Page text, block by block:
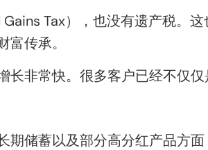
Tax），也没有遗产税。
传承。
非常快。很多客户已经不仅仅
储蓄以及部分高分红产品方面